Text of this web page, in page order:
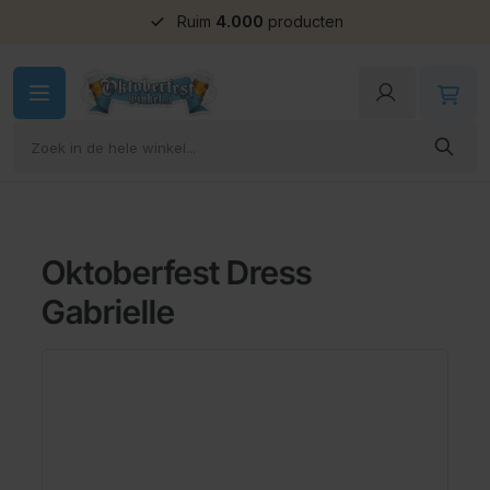
Ruim 4.000 producten
Oktoberfest Dress
Gabrielle